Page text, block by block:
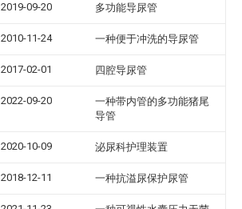
2019-09-20 多功能导尿管
2010-11-24 一种便于冲洗的导尿管
2017-02-01 四腔导尿管
2022-09-20
一种带内管的多功能猪尾
导管
2020-10-09 泌尿科护理装置
2018-12-11 一种抗溢尿保护尿管